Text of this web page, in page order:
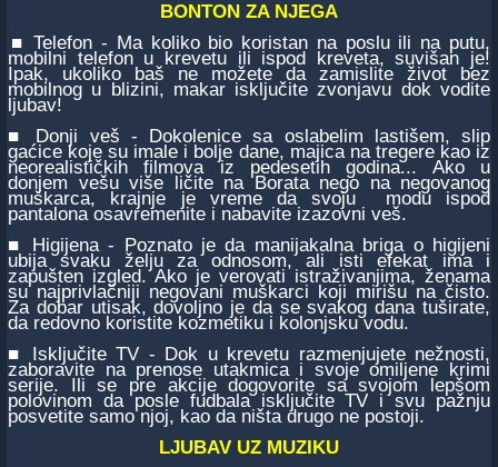
BONTON ZA NJEGA
■ Telefon - Ma koliko bio koristan na poslu ili na putu,
mobilni telefon u krevetu ili ispod kreveta, suvišan je!
Ipak, ukoliko baš ne možete da zamislite život bez
mobilnog u blizini, makar isključite zvonjavu dok vodite
ljubav!
■ Donji veš - Dokolenice sa oslabelim lastišem, slip
gaćice koje su imale i bolje dane, majica na tregere kao iz
neorealističkih filmova iz pedesetih godina... Ako u
donjem vešu više ličite na Borata nego na negovanog
muškarca, krajnje je vreme da svoju modu ispod
pantalona osavremenite i nabavite izazovni veš.
■ Higijena - Poznato je da manijakalna briga o higijeni
ubija svaku želju za odnosom, ali isti efekat ima i
zapušten izgled. Ako je verovati istraživanjima, ženama
su najprivlačniji negovani muškarci koji mirišu na čisto.
Za dobar utisak, dovoljno je da se svakog dana tuširate,
da redovno koristite kozmetiku i kolonjsku vodu.
■ Isključite TV - Dok u krevetu razmenjujete nežnosti,
zaboravite na prenose utakmica i svoje omiljene krimi
serije. Ili se pre akcije dogovorite sa svojom lepšom
polovinom da posle fudbala isključite TV i svu pažnju
posvetite samo njoj, kao da ništa drugo ne postoji.
LJUBAV UZ MUZIKU